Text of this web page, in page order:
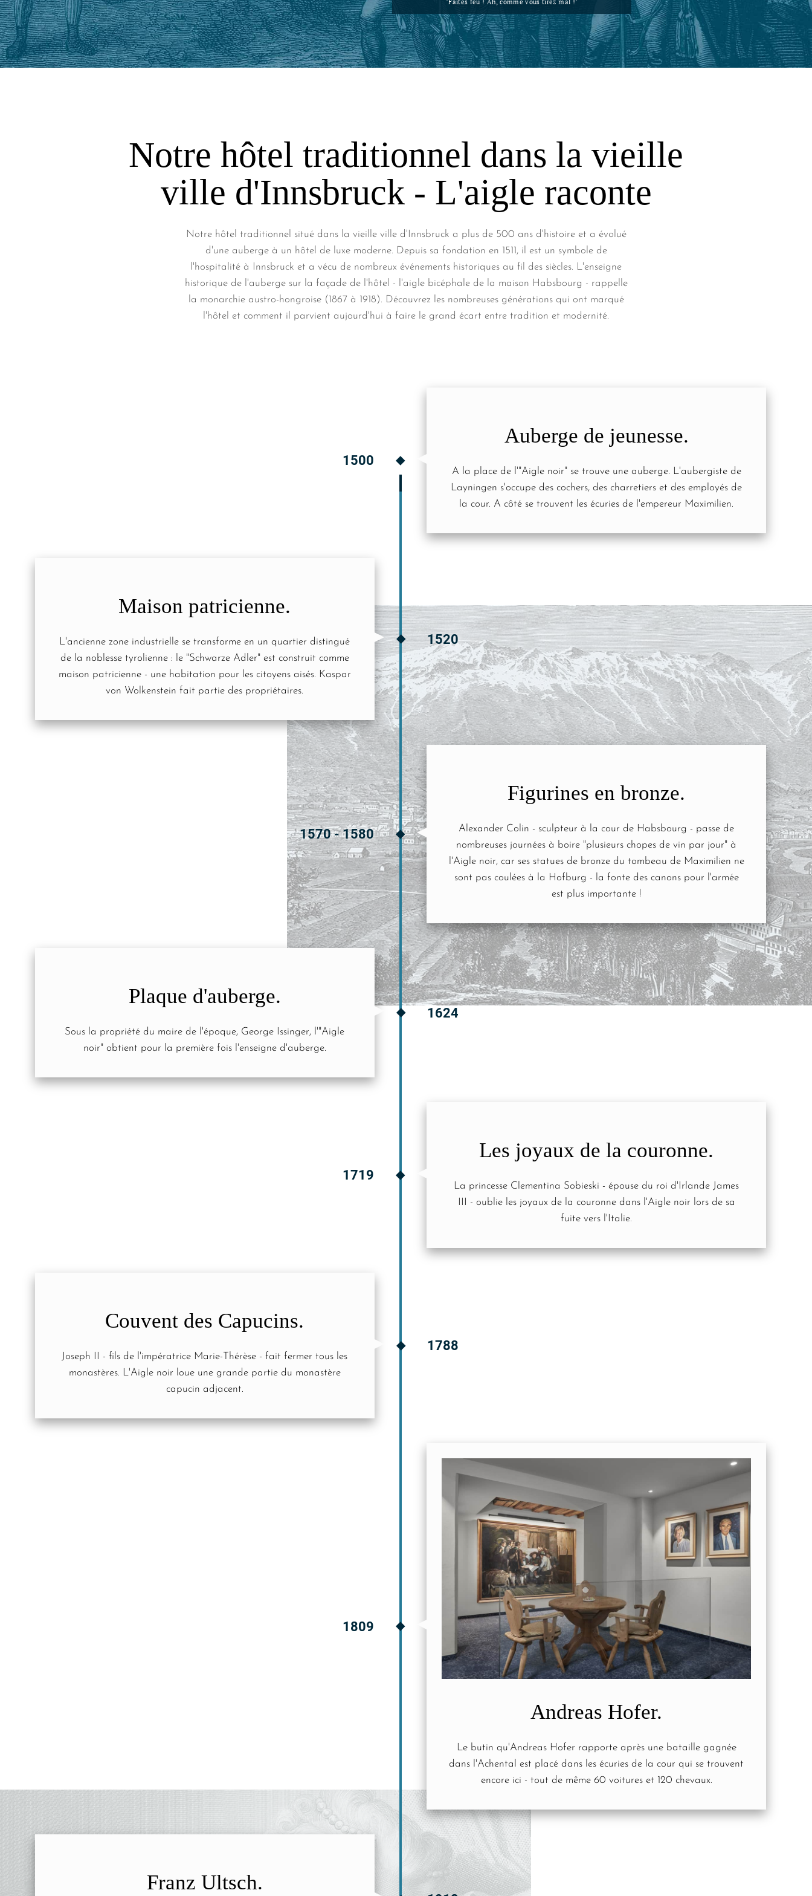
"Faites feu ! Ah, comme vous tirez mal !"
Notre hôtel traditionnel dans la vieille
ville d'Innsbruck - L'aigle raconte
Notre hôtel traditionnel situé dans la vieille ville d'Innsbruck a plus de 500 ans d'histoire et a évolué
d'une auberge à un hôtel de luxe moderne. Depuis sa fondation en 1511, il est un symbole de
l'hospitalité à Innsbruck et a vécu de nombreux événements historiques au fil des siècles. L'enseigne
historique de l'auberge sur la façade de l'hôtel - l'aigle bicéphale de la maison Habsbourg - rappelle
la monarchie austro-hongroise (1867 à 1918). Découvrez les nombreuses générations qui ont marqué
l'hôtel et comment il parvient aujourd'hui à faire le grand écart entre tradition et modernité.
1500
Auberge de jeunesse.
A la place de l'"Aigle noir" se trouve une auberge. L'aubergiste de
Layningen s'occupe des cochers, des charretiers et des employés de
la cour. A côté se trouvent les écuries de l'empereur Maximilien.
1520
Maison patricienne.
L'ancienne zone industrielle se transforme en un quartier distingué
de la noblesse tyrolienne : le "Schwarze Adler" est construit comme
maison patricienne - une habitation pour les citoyens aisés. Kaspar
von Wolkenstein fait partie des propriétaires.
1570 - 1580
Figurines en bronze.
Alexander Colin - sculpteur à la cour de Habsbourg - passe de
nombreuses journées à boire "plusieurs chopes de vin par jour" à
l'Aigle noir, car ses statues de bronze du tombeau de Maximilien ne
sont pas coulées à la Hofburg - la fonte des canons pour l'armée
est plus importante !
1624
Plaque d'auberge.
Sous la propriété du maire de l'époque, George Issinger, l'"Aigle
noir" obtient pour la première fois l'enseigne d'auberge.
1719
Les joyaux de la couronne.
La princesse Clementina Sobieski - épouse du roi d'Irlande James
III - oublie les joyaux de la couronne dans l'Aigle noir lors de sa
fuite vers l'Italie.
1788
Couvent des Capucins.
Joseph II - fils de l'impératrice Marie-Thérèse - fait fermer tous les
monastères. L'Aigle noir loue une grande partie du monastère
capucin adjacent.
1809
Andreas Hofer.
Le butin qu'Andreas Hofer rapporte après une bataille gagnée
dans l'Achental est placé dans les écuries de la cour qui se trouvent
encore ici - tout de même 60 voitures et 120 chevaux.
Franz Ultsch.